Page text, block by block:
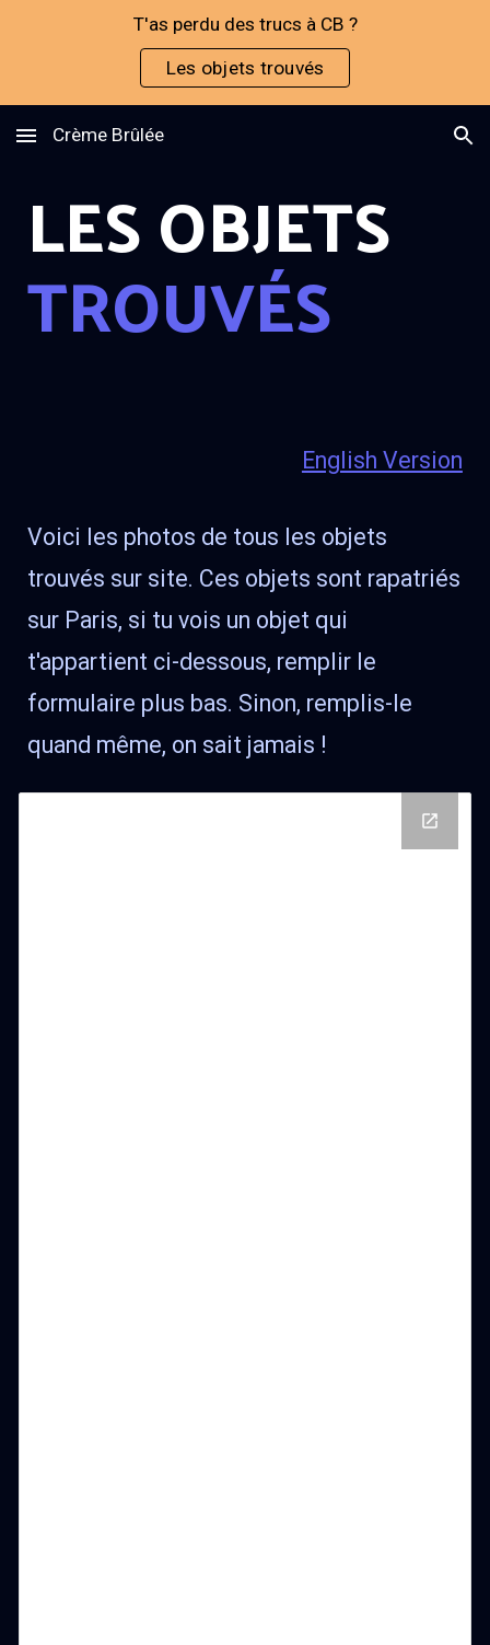
T'as perdu des trucs à CB ?
Les objets trouvés
Crème Brûlée
LES OBJETS
TROUVÉS
English Version
Voici les photos de tous les objets
trouvés sur site. Ces objets sont rapatriés
sur Paris, si tu vois un objet qui
t'appartient ci-dessous, remplir le
formulaire plus bas. Sinon, remplis-le
quand même, on sait jamais !